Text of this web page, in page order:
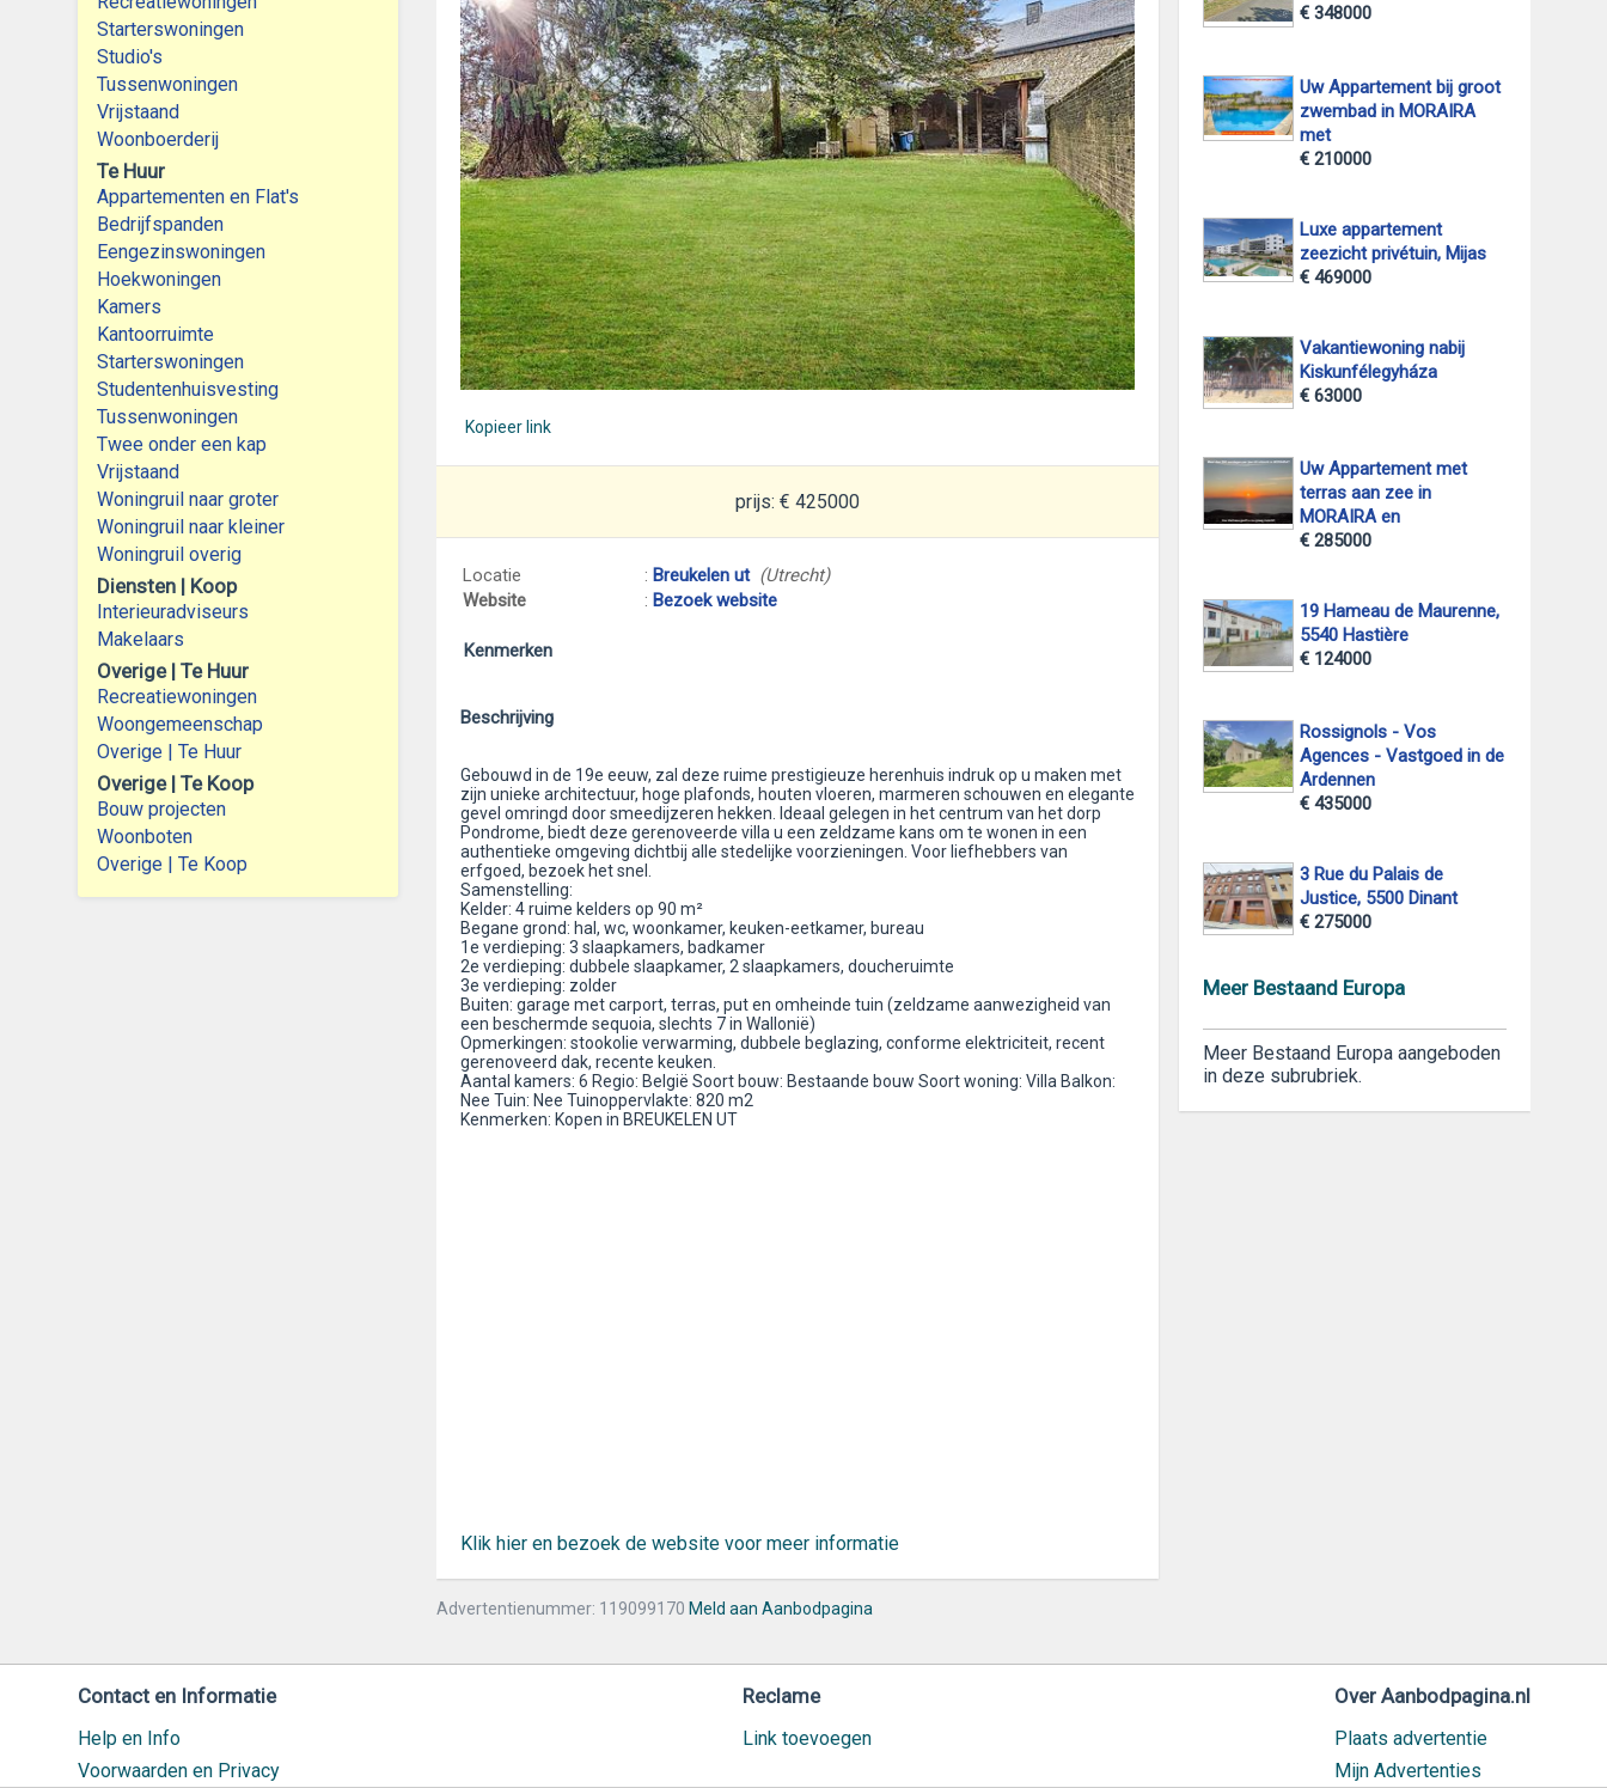
Starterswoningen
Studio's
Tussenwoningen
Vrijstaand
Woonboerderij
Te Huur
Appartementen en Flat's
Bedrijfspanden
Eengezinswoningen
Hoekwoningen
Kamers
Kantoorruimte
Starterswoningen
Studentenhuisvesting
Tussenwoningen
Twee onder een kap
Vrijstaand
Woningruil naar groter
Woningruil naar kleiner
Woningruil overig
Diensten | Koop
Interieuradviseurs
Makelaars
Overige | Te Huur
Recreatiewoningen
Woongemeenschap
Overige | Te Huur
Overige | Te Koop
Bouw projecten
Woonboten
Overige | Te Koop
Kopieer link
prijs: € 425000
Locatie : Breukelen ut (Utrecht)
Website
: Bezoek website
Kenmerken
Beschrijving
Gebouwd in de 19e eeuw, zal deze ruime prestigieuze herenhuis indruk op u maken met
zijn unieke architectuur, hoge plafonds, houten vloeren, marmeren schouwen en elegante
gevel omringd door smeedijzeren hekken. Ideaal gelegen in het centrum van het dorp
Pondrome, biedt deze gerenoveerde villa u een zeldzame kans om te wonen in een
authentieke omgeving dichtbij alle stedelijke voorzieningen. Voor liefhebbers van
erfgoed, bezoek het snel.
Samenstelling:
Kelder: 4 ruime kelders op 90 m²
Begane grond: hal, wc, woonkamer, keuken-eetkamer, bureau
1e verdieping: 3 slaapkamers, badkamer
2e verdieping: dubbele slaapkamer, 2 slaapkamers, doucheruimte
3e verdieping: zolder
Buiten: garage met carport, terras, put en omheinde tuin (zeldzame aanwezigheid van
een beschermde sequoia, slechts 7 in Wallonië)
Opmerkingen: stookolie verwarming, dubbele beglazing, conforme elektriciteit, recent
gerenoveerd dak, recente keuken.
Aantal kamers: 6 Regio: België Soort bouw: Bestaande bouw Soort woning: Villa Balkon:
Nee Tuin: Nee Tuinoppervlakte: 820 m2
Kenmerken: Kopen in BREUKELEN UT
Klik hier en bezoek de website voor meer informatie
Advertentienummer: 119099170 Meld aan Aanbodpagina
€ 348000
Uw Appartement bij groot
zwembad in MORAIRA
met
€ 210000
Luxe appartement
zeezicht privétuin, Mijas
€ 469000
Vakantiewoning nabij
Kiskunfélegyháza
€ 63000
Uw Appartement met
terras aan zee in
MORAIRA en
€ 285000
19 Hameau de Maurenne,
5540 Hastière
€ 124000
Rossignols - Vos
Agences - Vastgoed in de
Ardennen
€ 435000
3 Rue du Palais de
Justice, 5500 Dinant
€ 275000
Meer Bestaand Europa
Meer Bestaand Europa aangeboden
in deze subrubriek.
Contact en Informatie
Help en Info
Voorwaarden en Privacy
Reclame
Link toevoegen
Over Aanbodpagina.nl
Plaats advertentie
Mijn Advertenties